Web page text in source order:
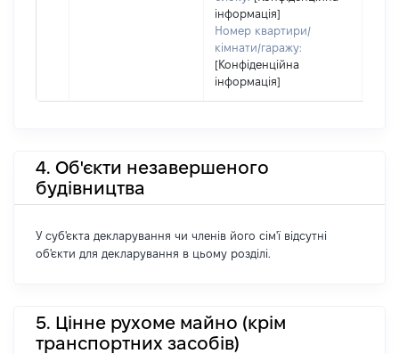
інформація]
Номер квартири/
кімнати/гаражу:
[Конфіденційна
інформація]
4. Об'єкти незавершеного
будівництва
У суб'єкта декларування чи членів його сім'ї відсутні
об'єкти для декларування в цьому розділі.
5. Цінне рухоме майно (крім
транспортних засобів)